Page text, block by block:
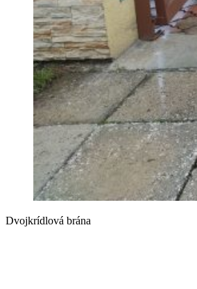
Dvojkrídlová brána